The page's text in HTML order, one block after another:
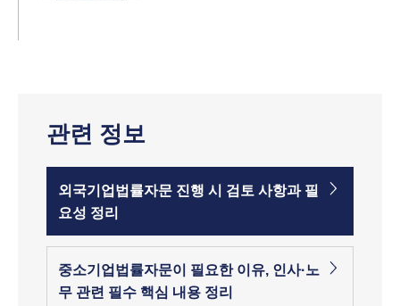
관련 정보
외국기업법률자문 진행 시 검토 사항과 필
요성 정리
중소기업법률자문이 필요한 이유, 인사·노
무 관련 필수 핵심 내용 정리